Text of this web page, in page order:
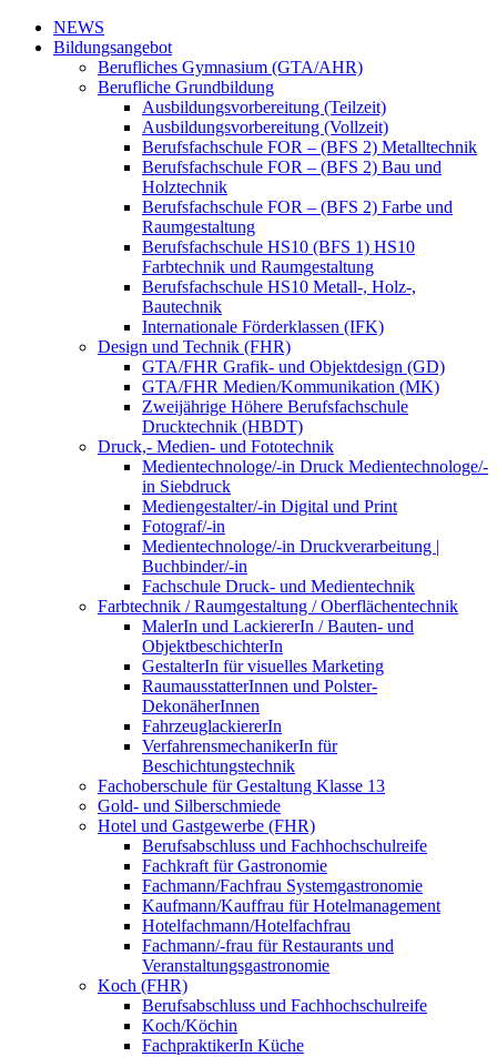
NEWS
Bildungsangebot
Berufliches Gymnasium (GTA/AHR)
Berufliche Grundbildung
Ausbildungsvorbereitung (Teilzeit)
Ausbildungsvorbereitung (Vollzeit)
Berufsfachschule FOR – (BFS 2) Metalltechnik
Berufsfachschule FOR – (BFS 2) Bau und
Holztechnik
Berufsfachschule FOR – (BFS 2) Farbe und
Raumgestaltung
Berufsfachschule HS10 (BFS 1) HS10
Farbtechnik und Raumgestaltung
Berufsfachschule HS10 Metall-, Holz-,
Bautechnik
Internationale Förderklassen (IFK)
Design und Technik (FHR)
GTA/FHR Grafik- und Objektdesign (GD)
GTA/FHR Medien/Kommunikation (MK)
Zweijährige Höhere Berufsfachschule
Drucktechnik (HBDT)
Druck,- Medien- und Fototechnik
Medientechnologe/-in Druck Medientechnologe/-
in Siebdruck
Mediengestalter/-in Digital und Print
Fotograf/-in
Medientechnologe/-in Druckverarbeitung |
Buchbinder/-in
Fachschule Druck- und Medientechnik
Farbtechnik / Raumgestaltung / Oberflächentechnik
MalerIn und LackiererIn / Bauten- und
ObjektbeschichterIn
GestalterIn für visuelles Marketing
RaumausstatterInnen und Polster-
DekonäherInnen
FahrzeuglackiererIn
VerfahrensmechanikerIn für
Beschichtungstechnik
Fachoberschule für Gestaltung Klasse 13
Gold- und Silberschmiede
Hotel und Gastgewerbe (FHR)
Berufsabschluss und Fachhochschulreife
Fachkraft für Gastronomie
Fachmann/Fachfrau Systemgastronomie
Kaufmann/Kauffrau für Hotelmanagement
Hotelfachmann/Hotelfachfrau
Fachmann/-frau für Restaurants und
Veranstaltungsgastronomie
Koch (FHR)
Berufsabschluss und Fachhochschulreife
Koch/Köchin
FachpraktikerIn Küche